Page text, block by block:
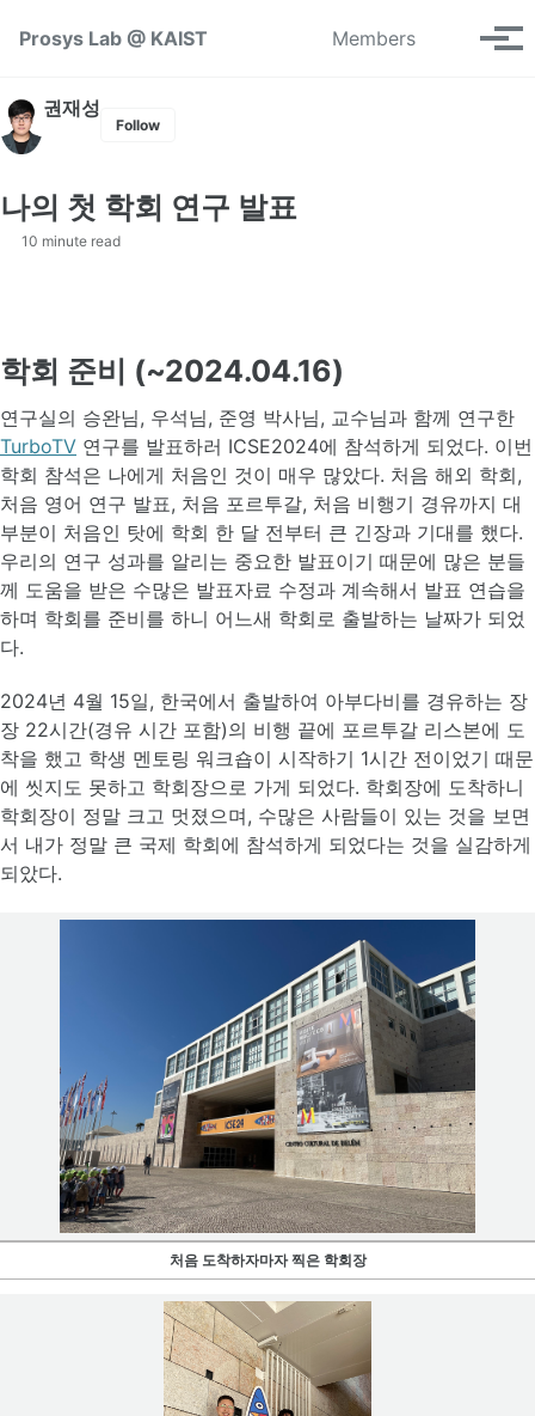
Prosys Lab @ KAIST
Members Toggle
권재성
Follow
나의 첫 학회 연구 발표
10 minute read
학회 준비 (~2024.04.16)
연구실의 승완님, 우석님, 준영 박사님, 교수님과 함께 연구한
TurboTV 연구를 발표하러 ICSE2024에 참석하게 되었다. 이번
학회 참석은 나에게 처음인 것이 매우 많았다. 처음 해외 학회,
처음 영어 연구 발표, 처음 포르투갈, 처음 비행기 경유까지 대
부분이 처음인 탓에 학회 한 달 전부터 큰 긴장과 기대를 했다.
우리의 연구 성과를 알리는 중요한 발표이기 때문에 많은 분들
께 도움을 받은 수많은 발표자료 수정과 계속해서 발표 연습을
하며 학회를 준비를 하니 어느새 학회로 출발하는 날짜가 되었
다.
2024년 4월 15일, 한국에서 출발하여 아부다비를 경유하는 장
장 22시간(경유 시간 포함)의 비행 끝에 포르투갈 리스본에 도
착을 했고 학생 멘토링 워크숍이 시작하기 1시간 전이었기 때문
에 씻지도 못하고 학회장으로 가게 되었다. 학회장에 도착하니
학회장이 정말 크고 멋졌으며, 수많은 사람들이 있는 것을 보면
서 내가 정말 큰 국제 학회에 참석하게 되었다는 것을 실감하게
되았다.
처음 도착하자마자 찍은 학회장